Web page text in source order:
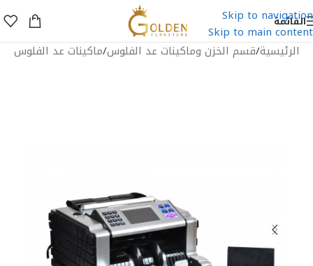
Skip to navigation
Skip to main content
القائمة
الرئيسية/قسم الخزن وماكينات عد الفلوس/ماكينات عد الفلوس